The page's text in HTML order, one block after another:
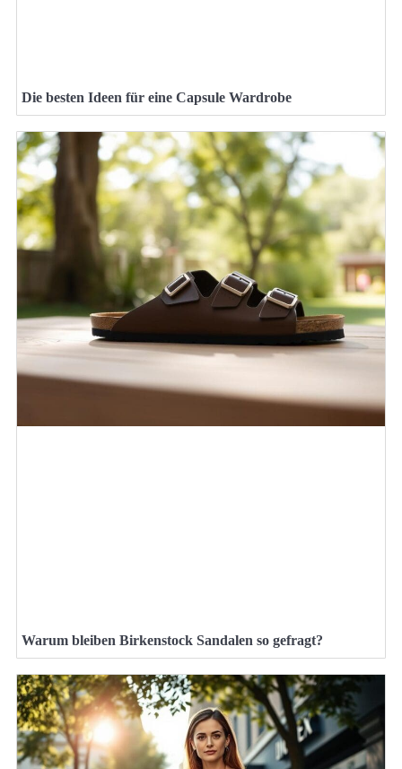
Die besten Ideen für eine Capsule Wardrobe
Warum bleiben Birkenstock Sandalen so gefragt?